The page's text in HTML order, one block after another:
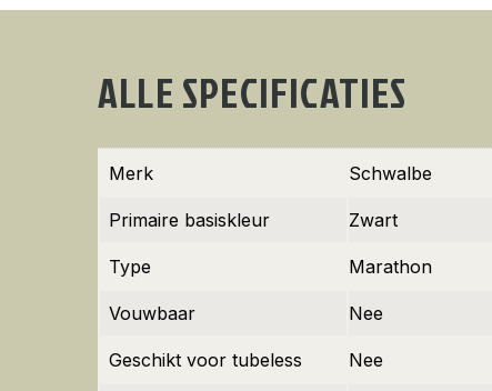
ALLE SPECIFICATIES
Merk Schwalbe
Primaire basiskleur Zwart
Type Marathon
Vouwbaar Nee
Geschikt voor tubeless Nee